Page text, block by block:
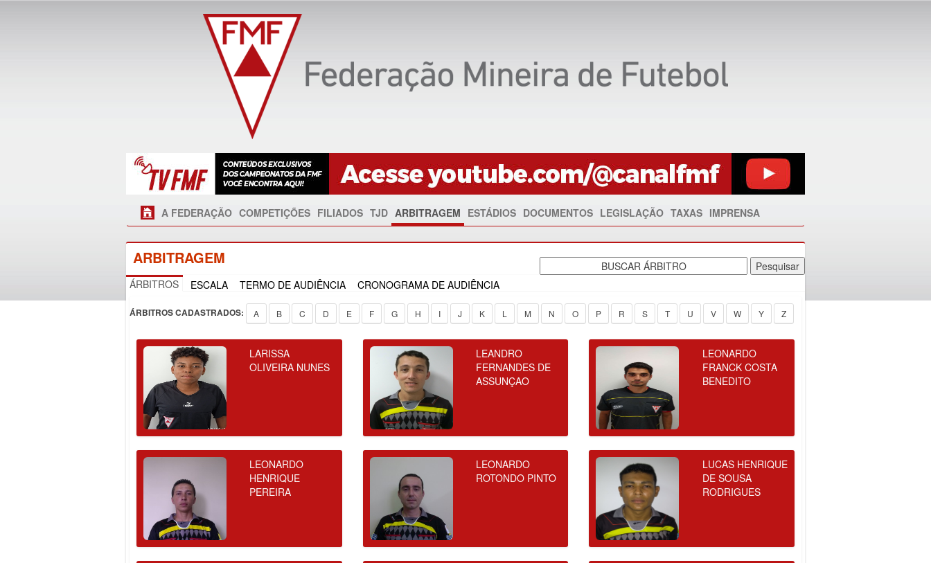
A FEDERAÇÃO COMPETIÇÕES FILIADOS TJD ARBITRAGEM ESTÁDIOS DOCUMENTOS LEGISLAÇÃO TAXAS IMPRENSA
ARBITRAGEM
ÁRBITROS ESCALA TERMO DE AUDIÊNCIA CRONOGRAMA DE AUDIÊNCIA
ÁRBITROS CADASTRADOS: A B C D E F G H I J K L M N O P R S T U V W Y Z
LARISSA
OLIVEIRA NUNES
LEANDRO
FERNANDES DE
ASSUNÇAO
LEONARDO
FRANCK COSTA
BENEDITO
LEONARDO
HENRIQUE
PEREIRA
LEONARDO
ROTONDO PINTO
LUCAS HENRIQUE
DE SOUSA
RODRIGUES